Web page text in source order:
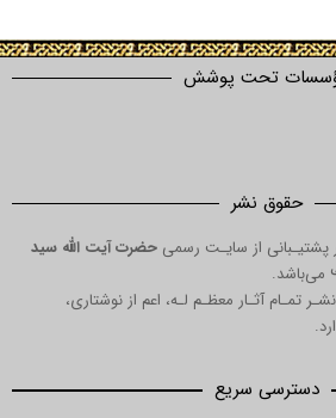
پوشش
سایـت رسمیحضرت آیت الله سید
لـه، اعم از نوشتاری،